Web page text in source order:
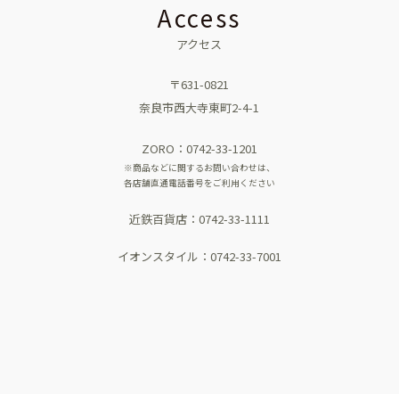
Access
アクセス
〒631-0821
奈良市西大寺東町2-4-1
ZORO：0742-33-1201
※商品などに関するお問い合わせは、
各店舗直通電話番号をご利用ください
近鉄百貨店：0742-33-1111
イオンスタイル：0742-33-7001